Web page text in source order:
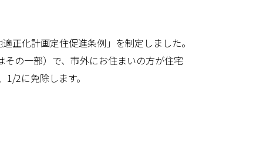
正化計画定住促進条例」を制定しました。
の一部）で、市外にお住まいの方が住宅
2に免除します。